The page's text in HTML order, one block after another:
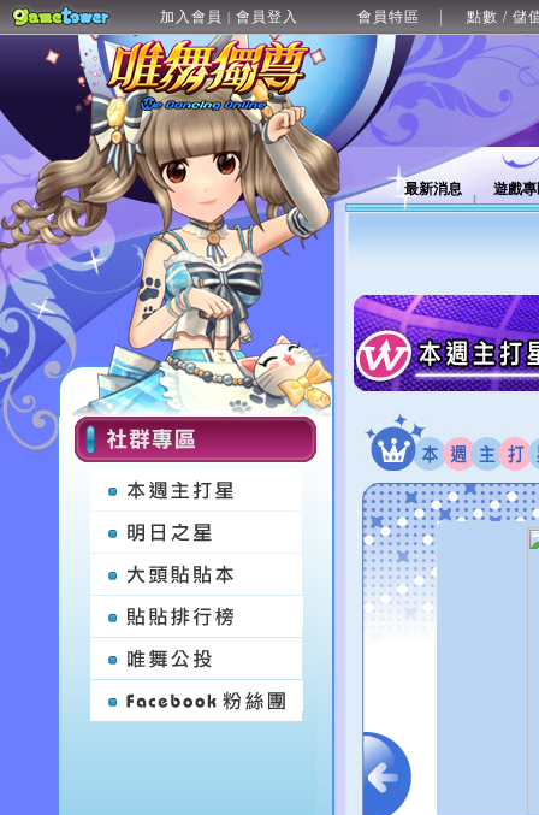
加入會員 | 會員登入 會員特區 點數 / 儲
最新消息 遊戲